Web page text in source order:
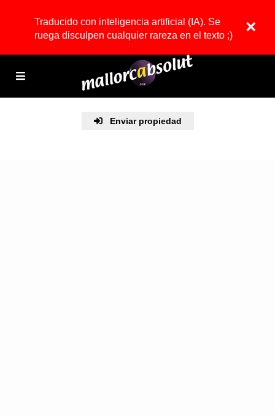
Traducido con inteligencia artificial (IA). Se
ruega disculpen cualquier rareza en el texto ;)
×
Enviar propiedad